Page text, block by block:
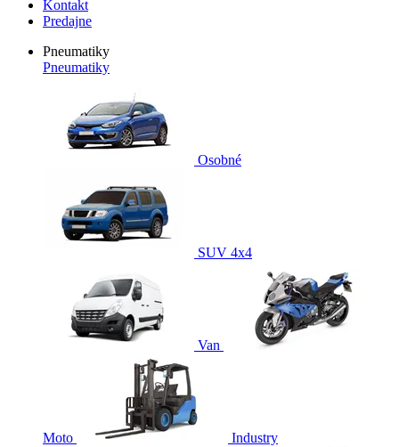
Kontakt
Predajne
Pneumatiky
Pneumatiky
Osobné
SUV 4x4
Van
Moto Industry